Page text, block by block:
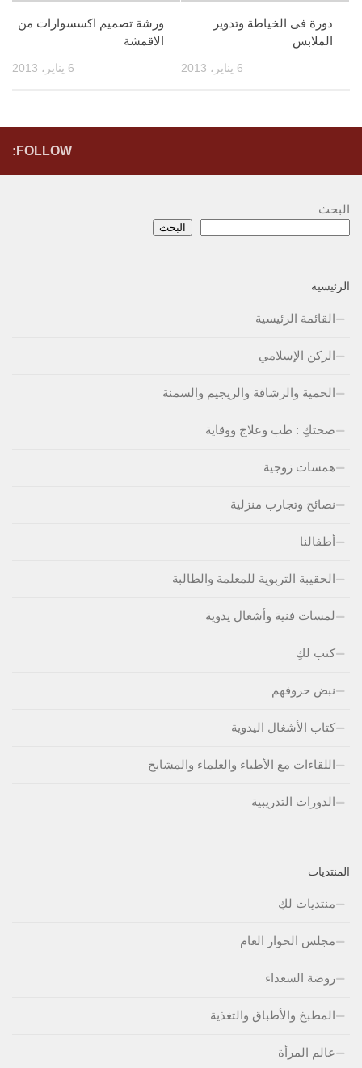
ورشة تصميم اكسسوارات من
الاقمشة
6 يناير، 2013
دورة فى الخياطة وتدوير
الملابس
6 يناير، 2013
FOLLOW:
البحث
البحث
الرئيسية
القائمة الرئيسية
الركن الإسلامي
الحمية والرشاقة والريجيم والسمنة
صحتكِ : طب وعلاج ووقاية
همسات زوجية
نصائح وتجارب منزلية
أطفالنا
الحقيبة التربوية للمعلمة والطالبة
لمسات فنية وأشغال يدوية
كتب لكِ
نبض حروفهم
كتاب الأشغال اليدوية
اللقاءات مع الأطباء والعلماء والمشايخ
الدورات التدريبية
المنتديات
منتديات لكِ
مجلس الحوار العام
روضة السعداء
المطبخ والأطباق والتغذية
عالم المرأة